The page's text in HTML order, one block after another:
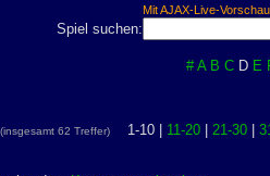
Mit AJAX-Live-
Spiel suchen:
# A B C D E
(insgesamt 62 Treffer) 1-10 | 11-20| 21-30|